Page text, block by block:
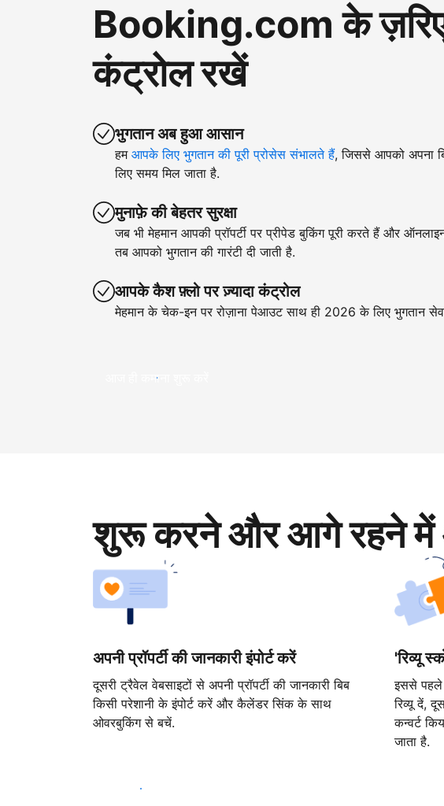
Booking.com के
कंट्रोल रखें
भुगतान अब हुआ आसान
हम आपके लिए भुगतान की पूरी प्रोसेस संभालते हैं, जिससे आपको अपना
लिए समय मिल जाता है.
मुनाफ़े की बेहतर सुरक्षा
जब भी मेहमान आपकी प्रॉपर्टी पर प्रीपेड बुकिंग पूरी करते हैं और
तब आपको भुगतान की गारंटी दी जाती है.
आपके कैश फ़्लो पर ज़्यादा कंट्रोल
मेहमान के चेक-इन पर रोज़ाना पेआउट साथ ही 2026 के लिए भुगतान
आज ही कमाना शुरू करें
शुरू करने और आगे रहने में
अपनी प्रॉपर्टी की जानकारी इंपोर्ट करें
दूसरी ट्रैवेल वेबसाइटों से अपनी प्रॉपर्टी की जानकारी बिब
किसी परेशानी के इंपोर्ट करें और कैलेंडर सिंक के साथ
ओवरबुकिंग से बचें.
'रिव्यू
इससे
रिव्यू दें,
कन्वर्ट
जाता है.
आज ही शुरू करें